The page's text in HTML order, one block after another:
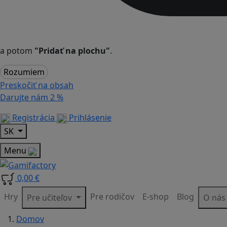
a potom "Pridať na plochu".
Rozumiem
Preskočiť na obsah
Darujte nám 2 %
Registrácia
Prihlásenie
SK
Menu
0,00 €
Hry
Pre učiteľov Pre rodičov E-shop Blog
O nás
Domov